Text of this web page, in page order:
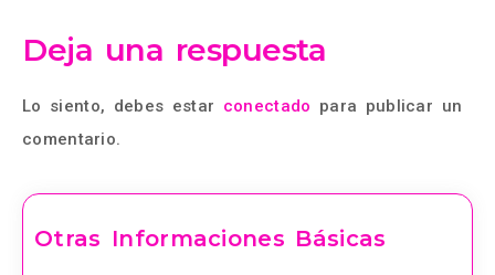
Deja una respuesta
Lo siento, debes estar conectado para publicar un
comentario.
Otras Informaciones Básicas